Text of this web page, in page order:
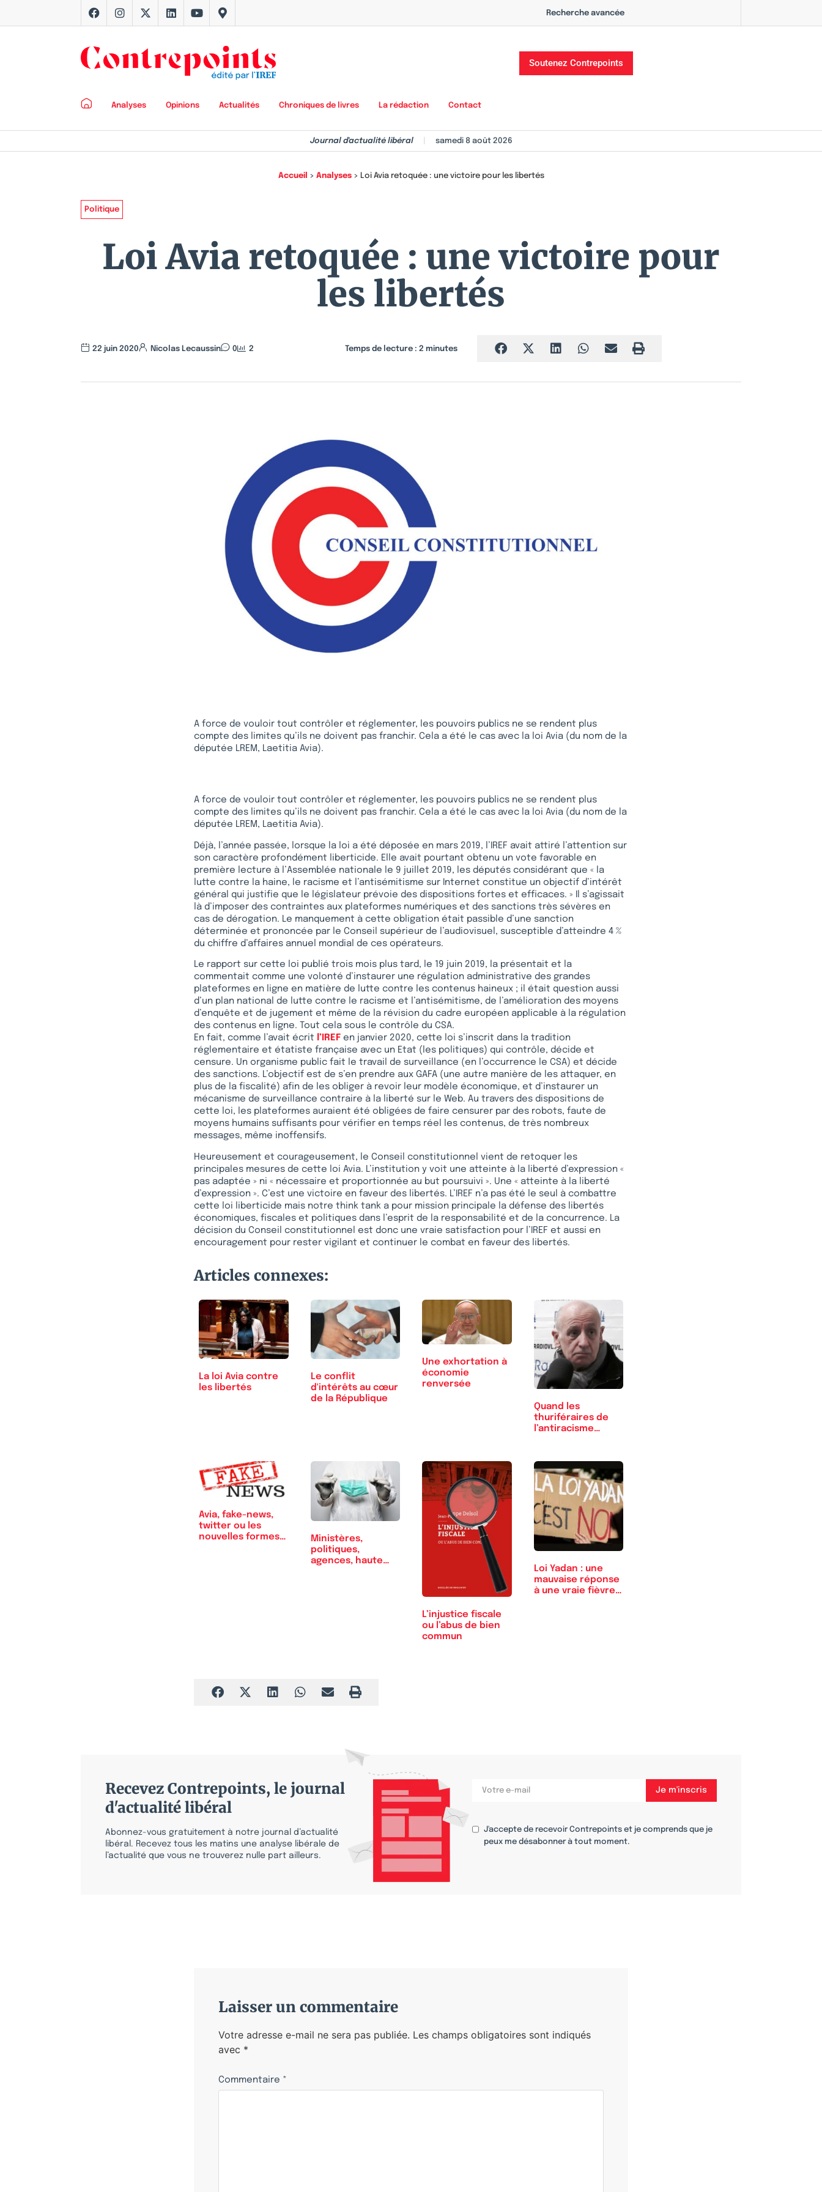
Recherche avancée
Soutenez Contrepoints
Analyses Opinions Actualités Chroniques de livres La rédaction Contact
Journal d'actualité libéral samedi 8 août 2026
Accueil > Analyses> Loi Avia retoquée : une victoire pour les libertés
Politique
Loi Avia retoquée : une victoire pour
les libertés
22 juin 2020 Nicolas Lecaussin 0 2 Temps de lecture : 2 minutes
A force de vouloir tout contrôler et réglementer, les pouvoirs publics ne se rendent plus
compte des limites qu’ils ne doivent pas franchir. Cela a été le cas avec la loi Avia (du nom de la
députée LREM, Laetitia Avia).
A force de vouloir tout contrôler et réglementer, les pouvoirs publics ne se rendent plus
compte des limites qu’ils ne doivent pas franchir. Cela a été le cas avec la loi Avia (du nom de la
députée LREM, Laetitia Avia).
Déjà, l’année passée, lorsque la loi a été déposée en mars 2019, l’IREF avait attiré l’attention sur
son caractère profondément liberticide. Elle avait pourtant obtenu un vote favorable en
première lecture à l’Assemblée nationale le 9 juillet 2019, les députés considérant que « la
lutte contre la haine, le racisme et l’antisémitisme sur Internet constitue un objectif d’intérêt
général qui justifie que le législateur prévoie des dispositions fortes et efficaces. » Il s’agissait
là d’imposer des contraintes aux plateformes numériques et des sanctions très sévères en
cas de dérogation. Le manquement à cette obligation était passible d’une sanction
déterminée et prononcée par le Conseil supérieur de l’audiovisuel, susceptible d’atteindre 4 %
du chiffre d’affaires annuel mondial de ces opérateurs.
Le rapport sur cette loi publié trois mois plus tard, le 19 juin 2019, la présentait et la
commentait comme une volonté d’instaurer une régulation administrative des grandes
plateformes en ligne en matière de lutte contre les contenus haineux ; il était question aussi
d’un plan national de lutte contre le racisme et l’antisémitisme, de l’amélioration des moyens
d’enquête et de jugement et même de la révision du cadre européen applicable à la régulation
des contenus en ligne. Tout cela sous le contrôle du CSA.
En fait, comme l’avait écrit l’IREF en janvier 2020, cette loi s’inscrit dans la tradition
réglementaire et étatiste française avec un Etat (les politiques) qui contrôle, décide et
censure. Un organisme public fait le travail de surveillance (en l’occurrence le CSA) et décide
des sanctions. L’objectif est de s’en prendre aux GAFA (une autre manière de les attaquer, en
plus de la fiscalité) afin de les obliger à revoir leur modèle économique, et d’instaurer un
mécanisme de surveillance contraire à la liberté sur le Web. Au travers des dispositions de
cette loi, les plateformes auraient été obligées de faire censurer par des robots, faute de
moyens humains suffisants pour vérifier en temps réel les contenus, de très nombreux
messages, même inoffensifs.
Heureusement et courageusement, le Conseil constitutionnel vient de retoquer les
principales mesures de cette loi Avia. L’institution y voit une atteinte à la liberté d’expression «
pas adaptée » ni « nécessaire et proportionnée au but poursuivi ». Une « atteinte à la liberté
d’expression ». C’est une victoire en faveur des libertés. L’IREF n’a pas été le seul à combattre
cette loi liberticide mais notre think tank a pour mission principale la défense des libertés
économiques, fiscales et politiques dans l’esprit de la responsabilité et de la concurrence. La
décision du Conseil constitutionnel est donc une vraie satisfaction pour l’IREF et aussi en
encouragement pour rester vigilant et continuer le combat en faveur des libertés.
Articles connexes:
La loi Avia contre
les libertés
Le conflit
d'intérêts au cœur
de la République
Une exhortation à
économie
renversée
Quand les
thuriféraires de
l’antiracisme
Avia, fake-news,
twitter ou les
nouvelles formes
Ministères,
politiques,
agences, haute
L’injustice fiscale
ou l’abus de bien
commun
Loi Yadan : une
mauvaise réponse
à une vraie fièvre…
Recevez Contrepoints, le journal
d'actualité libéral
Abonnez-vous gratuitement à notre journal d’actualité
libéral. Recevez tous les matins une analyse libérale de
l’actualité que vous ne trouverez nulle part ailleurs.
J'accepte de recevoir Contrepoints et je comprends que je
peux me désabonner à tout moment.
Laisser un commentaire
Votre adresse e-mail ne sera pas publiée. Les champs obligatoires sont indiqués
avec *
Commentaire *